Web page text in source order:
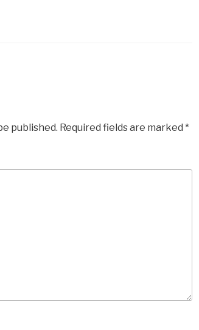
published. Required fields are marked *